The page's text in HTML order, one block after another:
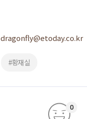
dragonfly@etoday.co.kr
#황재실
0